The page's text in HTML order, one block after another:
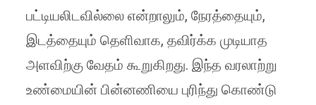
பட்டியலிடவில்லை என்றாலும், நேரத்தையும்,
இடத்தையும் தெளிவாக, தவிர்க்க முடியாத
அளவிற்கு வேதம் கூறுகிறது. இந்த வரலாற்று
உண்மையின் பின்னணியை புரிந்து கொண்டு